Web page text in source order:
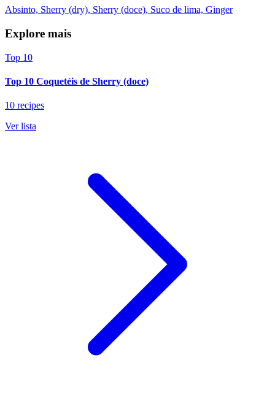
Absinto, Sherry (dry), Sherry (doce), Suco de lima, Ginger
Explore mais
Top 10
Top 10 Coquetéis de Sherry (doce)
10 recipes
Ver lista